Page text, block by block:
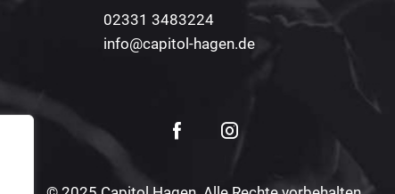
02331 3483224
info@capitol-hagen.de